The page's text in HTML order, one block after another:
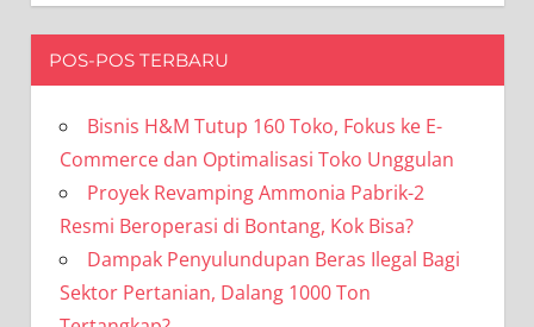
POS-POS TERBARU
Bisnis H&M Tutup 160 Toko, Fokus ke E-
Commerce dan Optimalisasi Toko Unggulan
Proyek Revamping Ammonia Pabrik-2
Resmi Beroperasi di Bontang, Kok Bisa?
Dampak Penyulundupan Beras Ilegal Bagi
Sektor Pertanian, Dalang 1000 Ton